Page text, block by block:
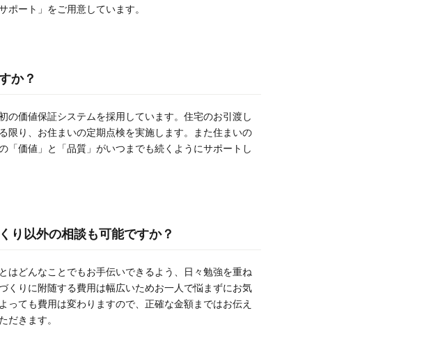
ポート」をご用意しています。
か？
の価値保証システムを採用しています。住宅のお引渡し
限り、お住まいの定期点検を実施します。また住まいの
「価値」と「品質」がいつまでも続くようにサポートし
り以外の相談も可能ですか？
はどんなことでもお手伝いできるよう、日々勉強を重ね
くりに附随する費用は幅広いためお一人で悩まずにお気
ても費用は変わりますので、正確な金額まではお伝え
だきます。